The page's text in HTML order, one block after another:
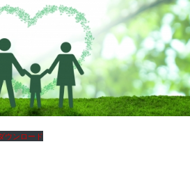
ウンロード